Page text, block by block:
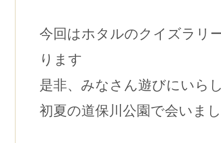
今回はホタルのクイズラリ
ります
是非、みなさん遊びにいら
初夏の道保川公園で会いま